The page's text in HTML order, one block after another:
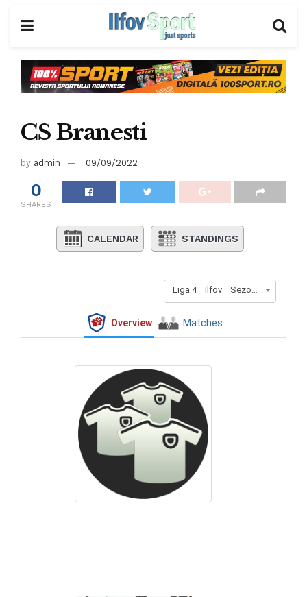
CS Branesti
by admin 09/09/2022
0
SHARES
CALENDAR STANDINGS
Overview Matches